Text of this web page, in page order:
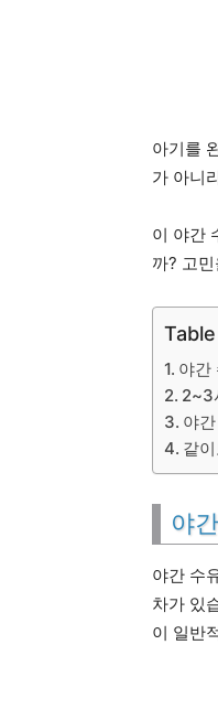
아기를
가 아니
이 야간
까? 고
야간
2~3
야
같
야
야간 수
차가 있
이 일반